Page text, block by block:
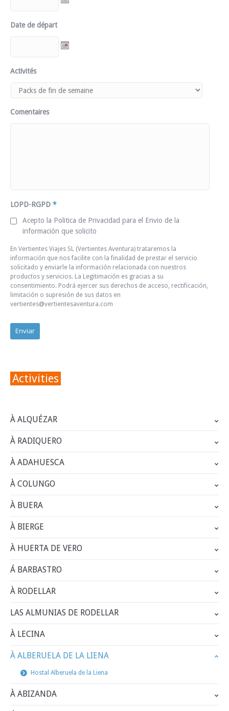
Date de départ
Activités
Comentaires
LOPD-RGPD *
Acepto la Politica de Privacidad para el Envio de la
información que solicito
En Vertientes Viajes SL (Vertientes Aventura) trataremos la
información que nos facilite con la finalidad de prestar el servicio
solicitado y enviarle la información relacionada con nuestros
productos y servicios. La Legitimación es gracias a su
consentimiento. Podrá ejercer sus derechos de acceso, rectificación,
limitación o supresión de sus datos en
vertientes@vertientesaventura.com
Activities
À ALQUÉZAR
À RADIQUERO
À ADAHUESCA
À COLUNGO
À BUERA
À BIERGE
À HUERTA DE VERO
Á BARBASTRO
À RODELLAR
LAS ALMUNIAS DE RODELLAR
À LECINA
À ALBERUELA DE LA LIENA
Hostal Alberuela de la Liena
À ABIZANDA